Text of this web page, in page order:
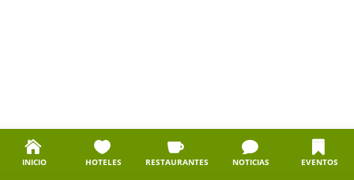
INICIO HOTELES RESTAURANTES NOTICIAS EVENTOS